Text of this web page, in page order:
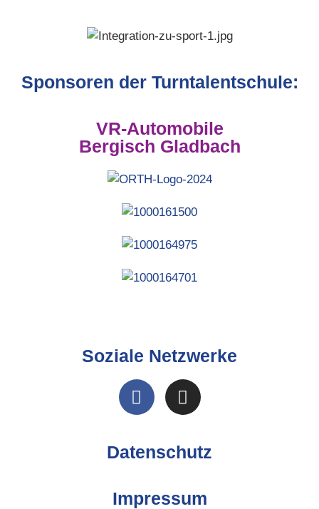
Sponsoren der Turntalentschule:
VR-Automobile
Bergisch Gladbach
Soziale Netzwerke
Datenschutz
Impressum